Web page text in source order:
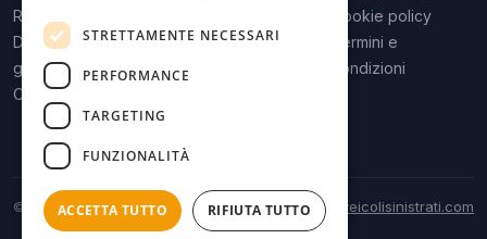
Rottamazione
Demolizione
gratuita
Camper sinistrato
Tutto il Veneto
Cookie policy
Termini e
condizioni
© 2026 VeicoliSinistrati.com info@veicolisinistrati.com
STRETTAMENTE NECESSARI
PERFORMANCE
TARGETING
FUNZIONALITÀ
ACCETTA TUTTO RIFIUTA TUTTO